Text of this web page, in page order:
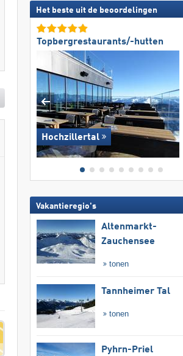
Het beste uit de beoordelingen
Topbergrestaurants/-hutten
Hochzillertal
Vakantieregio's
Altenmarkt-
Zauchensee
tonen
Tannheimer Tal
tonen
Pyhrn-Priel